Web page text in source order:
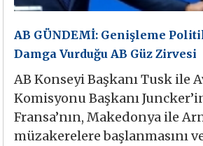
AB GÜNDEMİ: Genişleme
Damga Vurduğu AB Güz Zirvesi
AB Konseyi Başkanı Tusk ile
Komisyonu Başkanı
Fransa’nın, Makedonya ile
müzakerelere başlanmasını